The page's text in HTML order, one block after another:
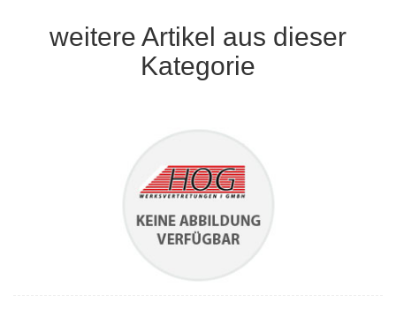
weitere Artikel aus dieser
Kategorie